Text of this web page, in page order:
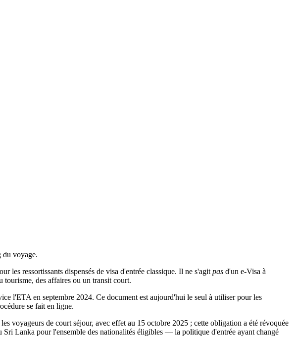
du voyage.
les ressortissants dispensés de visa d'entrée classique. Il ne s'agit pas d'un e-Visa à
tourisme, des affaires ou un transit court.
l'ETA en septembre 2024. Ce document est aujourd'hui le seul à utiliser pour les
se fait en ligne.
voyageurs de court séjour, avec effet au 15 octobre 2025 ; cette obligation a été révoquée
Sri Lanka pour l'ensemble des nationalités éligibles — la politique d'entrée ayant changé